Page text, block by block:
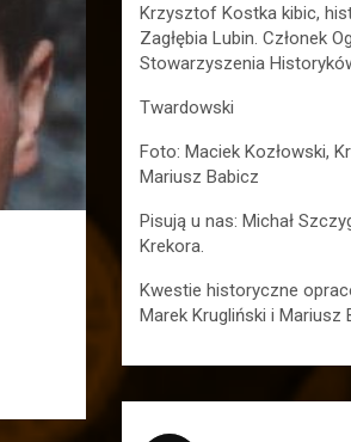
Krzysztof Kostka kibic,
Zagłębia Lubin. Członek
Stowarzyszenia
Twardowski
Foto: Maciek Kozłowski,
Mariusz Babicz
Pisują u nas: Michał
Krekora.
Kwestie historyczne
Marek Krugliński i Mariusz